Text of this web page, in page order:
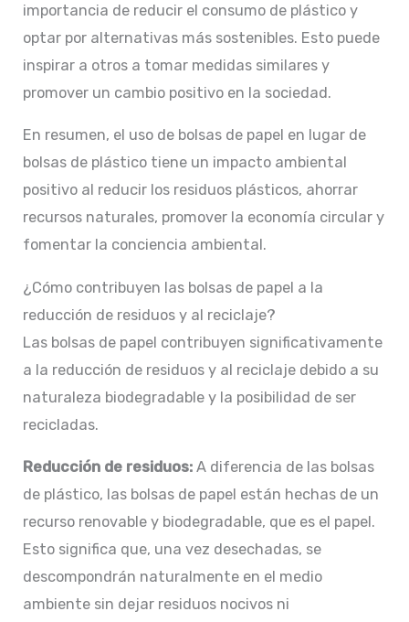
importancia de reducir el consumo de plástico y
optar por alternativas más sostenibles. Esto puede
inspirar a otros a tomar medidas similares y
promover un cambio positivo en la sociedad.
En resumen, el uso de bolsas de papel en lugar de
bolsas de plástico tiene un impacto ambiental
positivo al reducir los residuos plásticos, ahorrar
recursos naturales, promover la economía circular y
fomentar la conciencia ambiental.
¿Cómo contribuyen las bolsas de papel a la
reducción de residuos y al reciclaje?
Las bolsas de papel contribuyen significativamente
a la reducción de residuos y al reciclaje debido a su
naturaleza biodegradable y la posibilidad de ser
recicladas.
Reducción de residuos: A diferencia de las bolsas
de plástico, las bolsas de papel están hechas de un
recurso renovable y biodegradable, que es el papel.
Esto significa que, una vez desechadas, se
descompondrán naturalmente en el medio
ambiente sin dejar residuos nocivos ni